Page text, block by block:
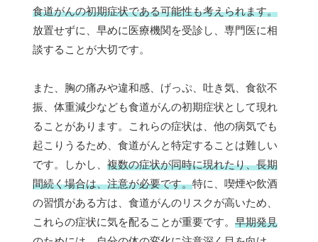
食道がんの初期症状である可能性も考えられます。
放置せずに、早めに医療機関を受診し、専門医に相
談することが大切です。
また、胸の痛みや違和感、げっぷ、吐き気、食欲不
振、体重減少なども食道がんの初期症状として現れ
ることがあります。これらの症状は、他の病気でも
起こりうるため、食道がんと特定することは難しい
です。しかし、 複数の症状が同時に現れたり、長期
間続く場合は、注意が必要です。特に、喫煙や飲酒
の習慣がある方は、食道がんのリスクが高いため、
これらの症状に気を配ることが重要です。 早期発見